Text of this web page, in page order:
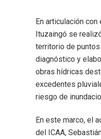
En articulación
Ituzaingó se
territorio de
diagnóstico y
obras hídricas
excedentes
riesgo de
En este marco, el
del ICAA,